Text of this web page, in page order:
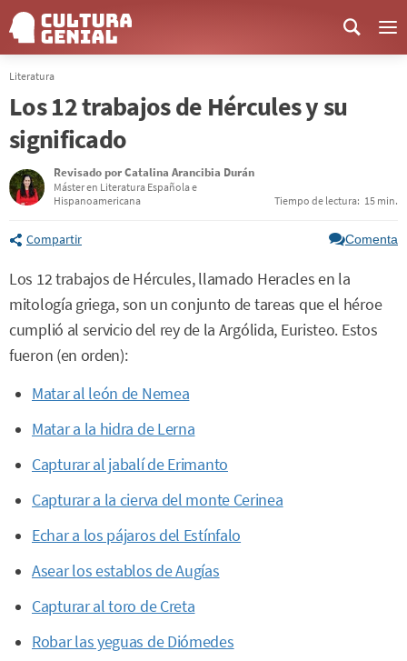
Literatura
Los 12 trabajos de Hércules y su
significado
Revisado porCatalina Arancibia Durán
Máster en Literatura Española e
Hispanoamericana
Tiempo de lectura: 15 min.
Compartir Comenta
Los 12 trabajos de Hércules, llamado Heracles en la
mitología griega, son un conjunto de tareas que el héroe
cumplió al servicio del rey de la Argólida, Euristeo. Estos
fueron (en orden):
Matar al león de Nemea
Matar a la hidra de Lerna
Capturar al jabalí de Erimanto
Capturar a la cierva del monte Cerinea
Echar a los pájaros del Estínfalo
Asear los establos de Augías
Capturar al toro de Creta
Robar las yeguas de Diómedes